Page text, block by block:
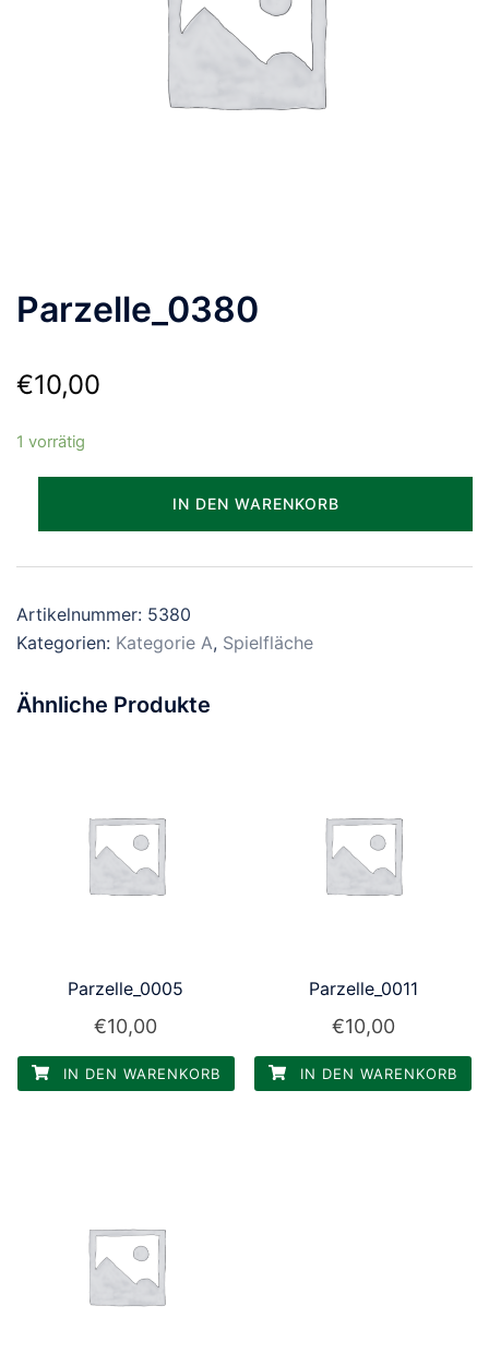
Parzelle_0380
€10,00
1 vorrätig
IN DEN WARENKORB
Artikelnummer: 5380
Kategorien: Kategorie A, Spielfläche
Ähnliche Produkte
Parzelle_0005
€10,00
IN DEN WARENKORB
Parzelle_0011
€10,00
IN DEN WARENKORB